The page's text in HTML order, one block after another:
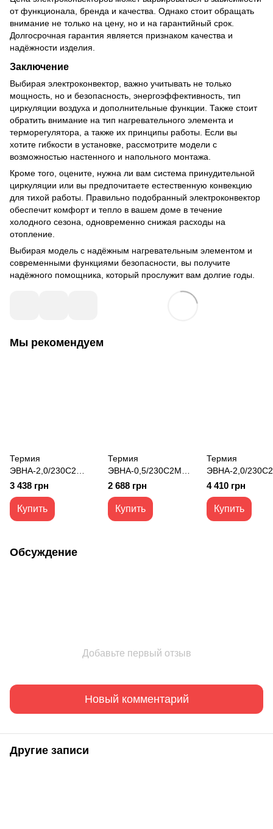
от функционала, бренда и качества. Однако стоит обращать
внимание не только на цену, но и на гарантийный срок.
Долгосрочная гарантия является признаком качества и
надёжности изделия.
Заключение
Выбирая электроконвектор, важно учитывать не только
мощность, но и безопасность, энергоэффективность, тип
циркуляции воздуха и дополнительные функции. Также стоит
обратить внимание на тип нагревательного элемента и
терморегулятора, а также их принципы работы. Если вы
хотите гибкости в установке, рассмотрите модели с
возможностью настенного и напольного монтажа.
Кроме того, оцените, нужна ли вам система принудительной
циркуляции или вы предпочитаете естественную конвекцию
для тихой работы. Правильно подобранный электроконвектор
обеспечит комфорт и тепло в вашем доме в течение
холодного сезона, одновременно снижая расходы на
отопление.
Выбирая модель с надёжным нагревательным элементом и
современными функциями безопасности, вы получите
надёжного помощника, который прослужит вам долгие годы.
Мы рекомендуем
Термия
ЭВНА-2,0/230С2
(мбш) конвектор
электрический ЕВРО
Классик 2 кВт
3 438 грн
Купить
Термия
ЭВНА-0,5/230С2М
(мби) конвектор
электрический
ОПТИМА+ Классик
0,5 кВт белый
2 688 грн
Купить
Термия
ЭВНА-2,0/
(мбд) конвектор
электрический
SMART WiFi 2
4 410 грн
Купить
Обсуждение
Добавьте первый отзыв
Новый комментарий
Другие записи